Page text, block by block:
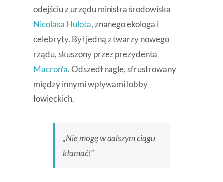
odejściu z urzędu ministra środowiska
Nicolasa Hulota, znanego ekologa i
celebryty. Był jedną z twarzy nowego
rządu, skuszony przez prezydenta
Macron’a. Odszedł nagle, sfrustrowany
między innymi wpływami lobby
łowieckich.
„Nie mogę w dalszym ciągu
kłamać!”